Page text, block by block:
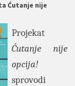
Ćutanje nije
Projekat
Ćutanje nije
opcija!
sprovodi